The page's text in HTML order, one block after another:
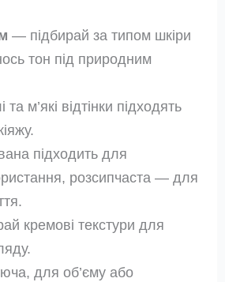
— підбирай за типом шкіри
тон під природним
та м’які відтінки підходять
підходить для
розсипчаста — для
кремові текстури для
для об’єму або